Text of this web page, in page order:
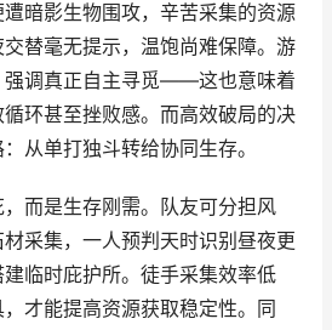
暗影生物围攻，辛苦采集的资源
替毫无提示，温饱尚难保障。游
强调真正自主寻觅——这也意味着
环甚至挫败感。而高效破局的决
从单打独斗转给协同生存。
而是生存刚需。队友可分担风
采集，一人预判天时识别昼夜更
临时庇护所。徒手采集效率低
才能提高资源获取稳定性。同